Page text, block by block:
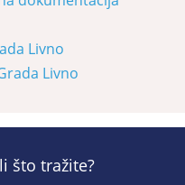
Livno
Livno
što tražite?